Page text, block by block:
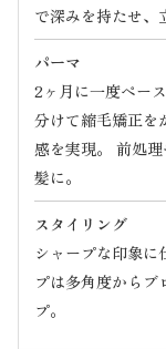
で深みを持たせ、
パーマ
2ヶ月に一度ペー
分けて縮毛矯正を
感を実現。 前処
髪に。
スタイリング
シャープな印象に
プは多角度からブ
プ。